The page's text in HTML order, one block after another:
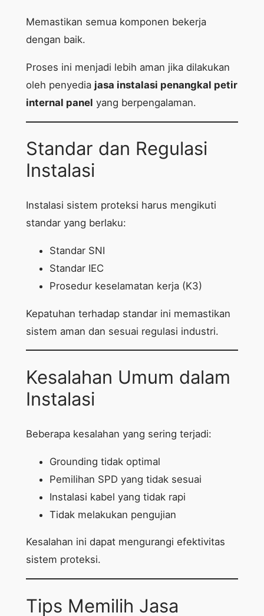
Memastikan semua komponen bekerja
dengan baik.
Proses ini menjadi lebih aman jika dilakukan
oleh penyedia jasa instalasi penangkal petir
internal panel yang berpengalaman.
Standar dan Regulasi
Instalasi
Instalasi sistem proteksi harus mengikuti
standar yang berlaku:
Standar SNI
Standar IEC
Prosedur keselamatan kerja (K3)
Kepatuhan terhadap standar ini memastikan
sistem aman dan sesuai regulasi industri.
Kesalahan Umum dalam
Instalasi
Beberapa kesalahan yang sering terjadi:
Grounding tidak optimal
Pemilihan SPD yang tidak sesuai
Instalasi kabel yang tidak rapi
Tidak melakukan pengujian
Kesalahan ini dapat mengurangi efektivitas
sistem proteksi.
Tips Memilih Jasa